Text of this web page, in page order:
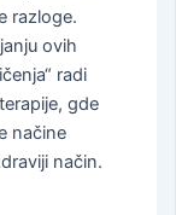
razloge.
ovih
radi
gde
načine
način.